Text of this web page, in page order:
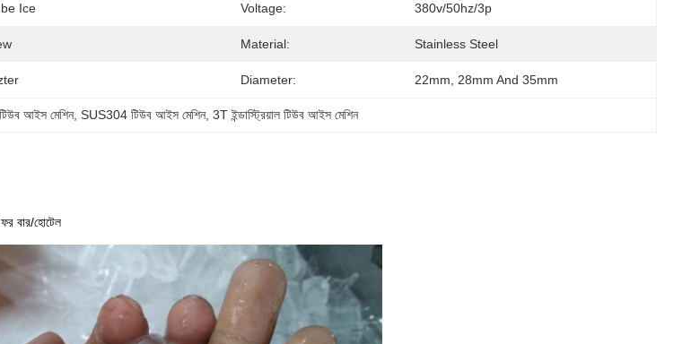
Ice Voltage: 380v/50hz/3p
Material: Stainless Steel
Diameter: 22mm, 28mm And 35mm
আইস মেশিন, SUS304 টিউব আইস মেশিন, 3T ইন্ডাস্ট্রিয়াল টিউব আইস মেশিন
বার/হোটেল